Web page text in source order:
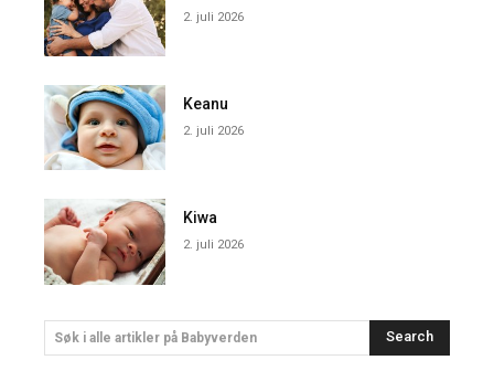
2. juli 2026
Keanu
2. juli 2026
Kiwa
2. juli 2026
Søk i alle artikler på Babyverden Search